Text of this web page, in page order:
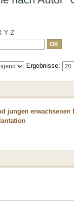
Y Z
Ergebnisse:
jungen erwachsenen